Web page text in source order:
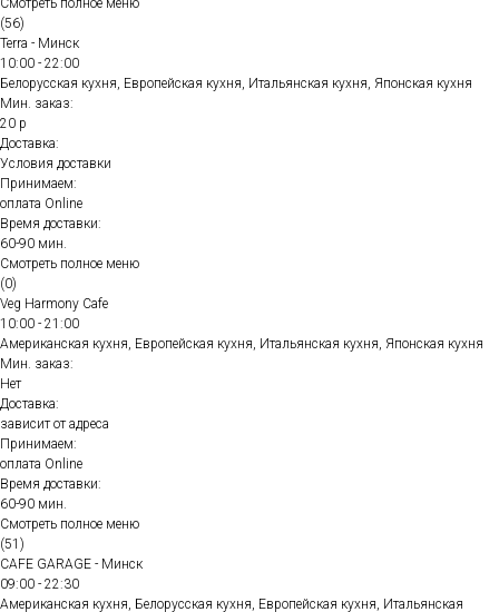
Смотреть полное меню
(56)
Terra - Минск
10:00 - 22:00
Белорусская кухня, Европейская кухня, Итальянская кухня, Японская кухня
Мин. заказ:
20 р
Доставка:
Условия доставки
Принимаем:
оплата Online
Время доставки:
60-90 мин.
Смотреть полное меню
(0)
Veg Harmony Cafe
10:00 - 21:00
Американская кухня, Европейская кухня, Итальянская кухня, Японская кухня
Мин. заказ:
Нет
Доставка:
зависит от адреса
Принимаем:
оплата Online
Время доставки:
60-90 мин.
Смотреть полное меню
(51)
CAFE GARAGE - Минск
09:00 - 22:30
Американская кухня, Белорусская кухня, Европейская кухня, Итальянская